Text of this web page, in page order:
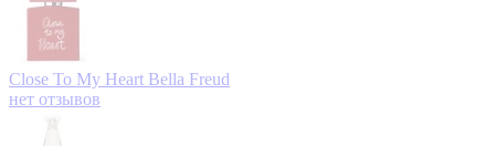
Close To My Heart Bella Freud
нет отзывов